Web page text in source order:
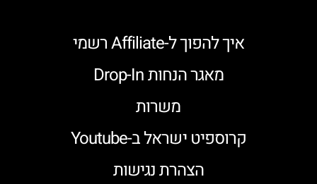
איך להפוך ל-Affiliate רשמי
מאגר הנחות Drop-In
משרות
קרוספיט ישראל ב-Youtube
הצהרת נגישות